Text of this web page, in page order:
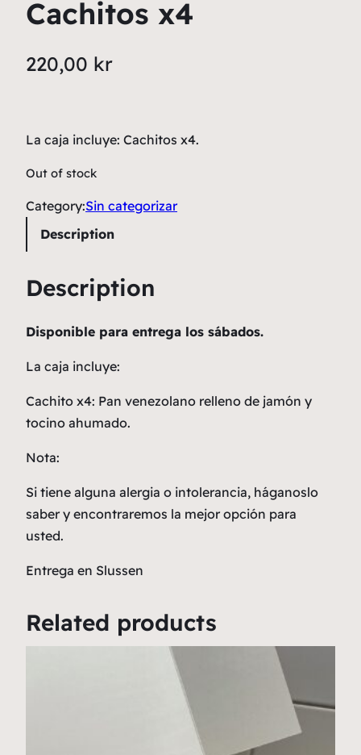
Cachitos x4
220,00 kr
La caja incluye: Cachitos x4.
Out of stock
Category:Sin categorizar
Description
Description
Disponible para entrega los sábados.
La caja incluye:
Cachito x4: Pan venezolano relleno de jamón y
tocino ahumado.
Nota:
Si tiene alguna alergia o intolerancia, háganoslo
saber y encontraremos la mejor opción para
usted.
Entrega en Slussen
Related products